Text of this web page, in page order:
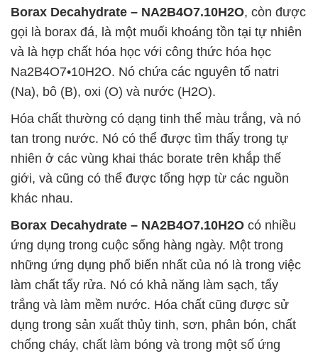
Borax Decahydrate – NA2B4O7.10H2O, còn được
gọi là borax đá, là một muối khoáng tồn tại tự nhiên
và là hợp chất hóa học với công thức hóa học
Na2B4O7•10H2O. Nó chứa các nguyên tố natri
(Na), bô (B), oxi (O) và nước (H2O).
Hóa chất thường có dạng tinh thể màu trắng, và nó
tan trong nước. Nó có thể được tìm thấy trong tự
nhiên ở các vùng khai thác borate trên khắp thế
giới, và cũng có thể được tổng hợp từ các nguồn
khác nhau.
Borax Decahydrate – NA2B4O7.10H2O có nhiều
ứng dụng trong cuộc sống hàng ngày. Một trong
những ứng dụng phổ biến nhất của nó là trong việc
làm chất tẩy rửa. Nó có khả năng làm sạch, tẩy
trắng và làm mềm nước. Hóa chất cũng được sử
dụng trong sản xuất thủy tinh, sơn, phân bón, chất
chống cháy, chất làm bóng và trong một số ứng